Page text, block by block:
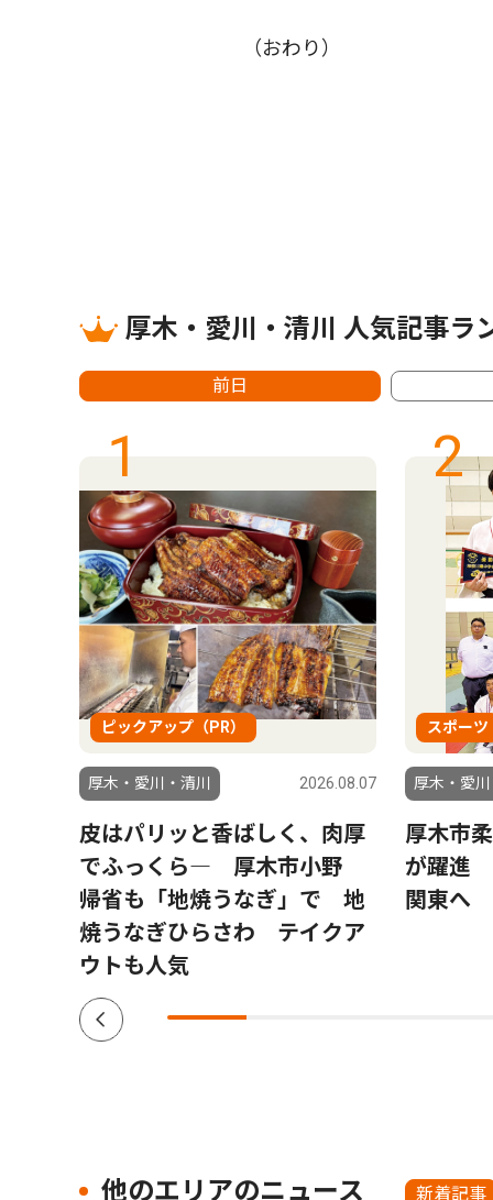
（おわり）
厚木・愛川・清川 人気記事ラ
前日
1
ピックアップ（PR）
厚木・愛川・清川 2026.08.07
皮はパリッと香ばしく、肉厚
でふっくら― 厚木市小野
帰省も「地焼うなぎ」で 地
焼うなぎひらさわ テイクア
ウトも人気
2
スポーツ
厚木・愛
厚木市
が躍進
関東へ
他のエリアのニュース 新着記事